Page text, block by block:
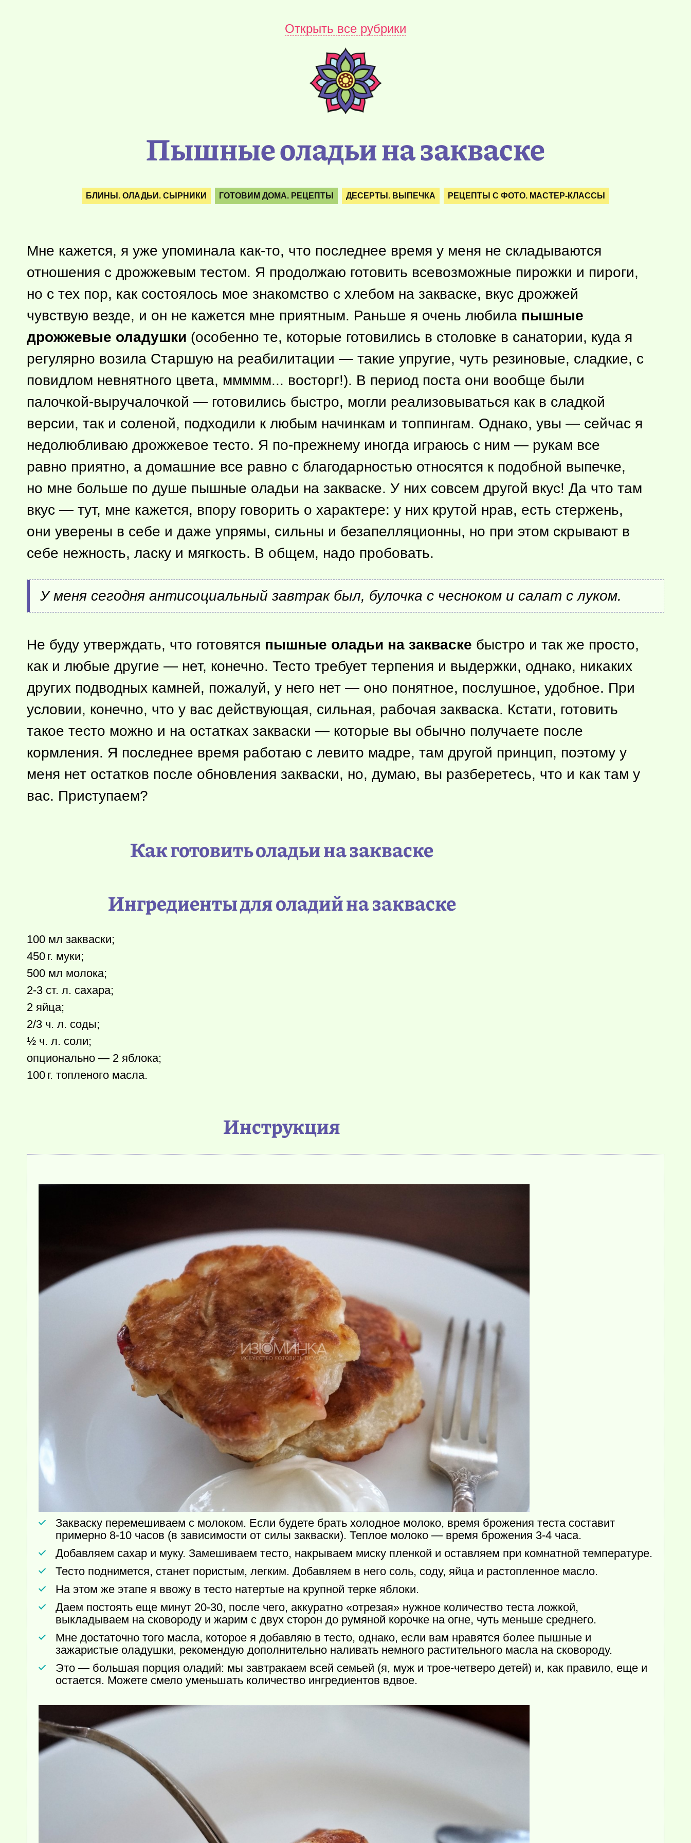
Открыть все рубрики
Пышные оладьи на закваске
БЛИНЫ. ОЛАДЬИ. СЫРНИКИ ГОТОВИМ ДОМА. РЕЦЕПТЫ ДЕСЕРТЫ. ВЫПЕЧКА РЕЦЕПТЫ С ФОТО. МАСТЕР-КЛАССЫ
Мне кажется, я уже упоминала как-то, что последнее время у меня не складываются
отношения с дрожжевым тестом. Я продолжаю готовить всевозможные пирожки и пироги,
но с тех пор, как состоялось мое знакомство с хлебом на закваске, вкус дрожжей
чувствую везде, и он не кажется мне приятным. Раньше я очень любила пышные
дрожжевые оладушки (особенно те, которые готовились в столовке в санатории, куда я
регулярно возила Старшую на реабилитации — такие упругие, чуть резиновые, сладкие, с
повидлом невнятного цвета, ммммм... восторг!). В период поста они вообще были
палочкой-выручалочкой — готовились быстро, могли реализовываться как в сладкой
версии, так и соленой, подходили к любым начинкам и топпингам. Однако, увы — сейчас я
недолюбливаю дрожжевое тесто. Я по-прежнему иногда играюсь с ним — рукам все
равно приятно, а домашние все равно с благодарностью относятся к подобной выпечке,
но мне больше по душе пышные оладьи на закваске. У них совсем другой вкус! Да что там
вкус — тут, мне кажется, впору говорить о характере: у них крутой нрав, есть стержень,
они уверены в себе и даже упрямы, сильны и безапелляционны, но при этом скрывают в
себе нежность, ласку и мягкость. В общем, надо пробовать.
У меня сегодня антисоциальный завтрак был, булочка с чесноком и салат с луком.
Не буду утверждать, что готовятся пышные оладьи на закваске быстро и так же просто,
как и любые другие — нет, конечно. Тесто требует терпения и выдержки, однако, никаких
других подводных камней, пожалуй, у него нет — оно понятное, послушное, удобное. При
условии, конечно, что у вас действующая, сильная, рабочая закваска. Кстати, готовить
такое тесто можно и на остатках закваски — которые вы обычно получаете после
кормления. Я последнее время работаю с левито мадре, там другой принцип, поэтому у
меня нет остатков после обновления закваски, но, думаю, вы разберетесь, что и как там у
вас. Приступаем?
Как готовить оладьи на закваске
Ингредиенты для оладий на закваске
100 мл закваски;
450 г. муки;
500 мл молока;
2-3 ст. л. сахара;
2 яйца;
2/3 ч. л. соды;
½ ч. л. соли;
опционально — 2 яблока;
100 г. топленого масла.
Инструкция
Закваску перемешиваем с молоком. Если будете брать холодное молоко, время брожения теста составит
примерно 8-10 часов (в зависимости от силы закваски). Теплое молоко — время брожения 3-4 часа.
Добавляем сахар и муку. Замешиваем тесто, накрываем миску пленкой и оставляем при комнатной температуре.
Тесто поднимется, станет пористым, легким. Добавляем в него соль, соду, яйца и растопленное масло.
На этом же этапе я ввожу в тесто натертые на крупной терке яблоки.
Даем постоять еще минут 20-30, после чего, аккуратно «отрезая» нужное количество теста ложкой,
выкладываем на сковороду и жарим с двух сторон до румяной корочке на огне, чуть меньше среднего.
Мне достаточно того масла, которое я добавляю в тесто, однако, если вам нравятся более пышные и
зажаристые оладушки, рекомендую дополнительно наливать немного растительного масла на сковороду.
Это — большая порция оладий: мы завтракаем всей семьей (я, муж и трое-четверо детей) и, как правило, еще и
остается. Можете смело уменьшать количество ингредиентов вдвое.